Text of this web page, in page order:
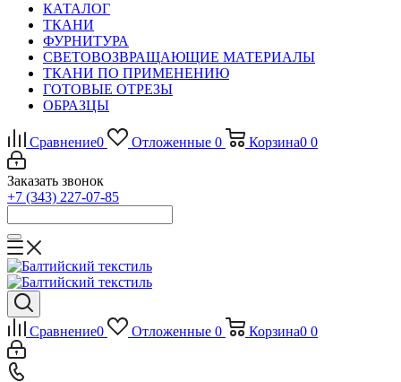
КАТАЛОГ
ТКАНИ
ФУРНИТУРА
СВЕТОВОЗВРАЩАЮЩИЕ МАТЕРИАЛЫ
ТКАНИ ПО ПРИМЕНЕНИЮ
ГОТОВЫЕ ОТРЕЗЫ
ОБРАЗЦЫ
Сравнение0 Отложенные 0 Корзина0 0
Заказать звонок
+7 (343) 227-07-85
Сравнение0 Отложенные 0 Корзина0 0